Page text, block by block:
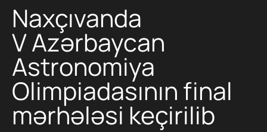
Naxçıvanda
V Azərbaycan
Astronomiya
Olimpiadasının final
mərhələsi keçirilib